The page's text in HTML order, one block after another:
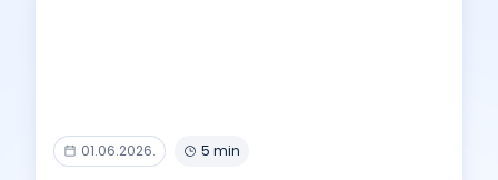
01.06.2026. 5 min